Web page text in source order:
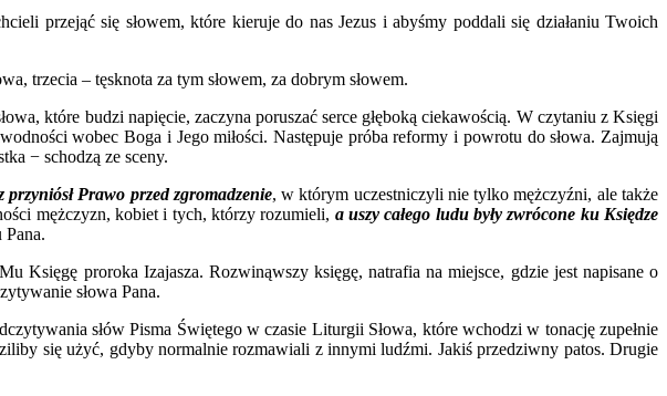
przejąć się słowem, które kieruje do nas Jezus i abyśmy poddali się działaniu Twoich
trzecia – tęsknota za tym słowem, za dobrym słowem.
które budzi napięcie, zaczyna poruszać serce głęboką ciekawością. W czytaniu z Księgi
wobec Boga i Jego miłości. Następuje próba reformy i powrotu do słowa. Zajmują
− schodzą ze sceny.
przyniósł Prawo przed zgromadzenie, w którym uczestniczyli nie tylko mężczyźni, ale także
mężczyzn, kobiet i tych, którzy rozumieli, a uszy całego ludu były zwrócone ku Księdze
Księgę proroka Izajasza. Rozwinąwszy księgę, natrafia na miejsce, gdzie jest napisane o
słowa Pana.
słów Pisma Świętego w czasie Liturgii Słowa, które wchodzi w tonację zupełnie
się użyć, gdyby normalnie rozmawiali z innymi ludźmi. Jakiś przedziwny patos. Drugie